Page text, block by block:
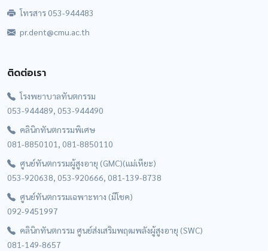
โทรสาร 053-944483
pr.dent@cmu.ac.th
ติดต่อเรา
โรงพยาบาลทันตกรรม
053-944489, 053-944490
คลินิกทันตกรรมพิเศษ
081-8850101, 081-8850110
ศูนย์ทันตกรรมผู้สูงอายุ (GMC)(แม่เหียะ)
053-920638, 053-920666, 081-139-8738
ศูนย์ทันตกรรมเฉพาะทาง (มีโชค)
092-9451997
คลินิกทันตกรรม ศูนย์ส่งเสริมพฤฒพลังผู้สูงอายุ (SWC)
081-149-8657